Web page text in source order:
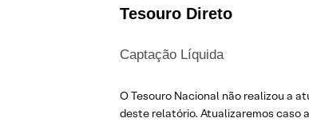
Tesouro Direto
Captação Líquida
O Tesouro Nacional não realizou a
deste relatório. Atualizaremos caso